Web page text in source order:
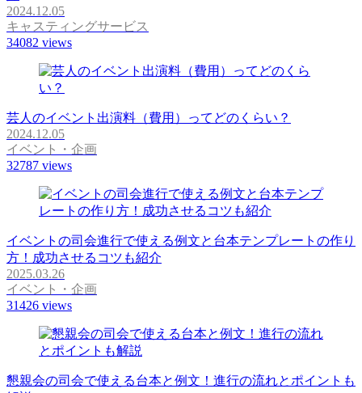
2024.12.05
キャスティングサービス
34082 views
芸人のイベント出演料（費用）ってどのくらい？
2024.12.05
イベント・企画
32787 views
イベントの司会進行で使える例文と台本テンプレートの作り
方！成功させるコツも紹介
2025.03.26
イベント・企画
31426 views
懇親会の司会で使える台本と例文！進行の流れとポイントも